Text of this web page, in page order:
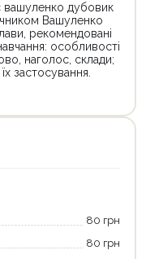
вашуленко дубовик
Вашуленко
рекомендовані
особливості
наголос, склади;
застосування.
80 грн
80 грн